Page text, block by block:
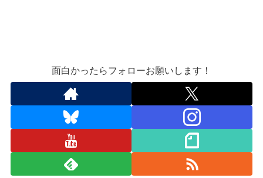
面白かったらフォローお願いします！